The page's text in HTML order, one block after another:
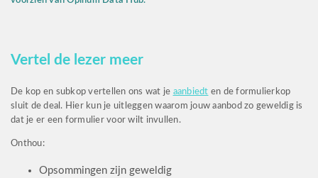
Vertel de lezer meer
De kop en subkop vertellen ons wat je aanbiedt en de formulierkop
sluit de deal. Hier kun je uitleggen waarom jouw aanbod zo geweldig is
dat je er een formulier voor wilt invullen.
Onthou:
Opsommingen zijn geweldig